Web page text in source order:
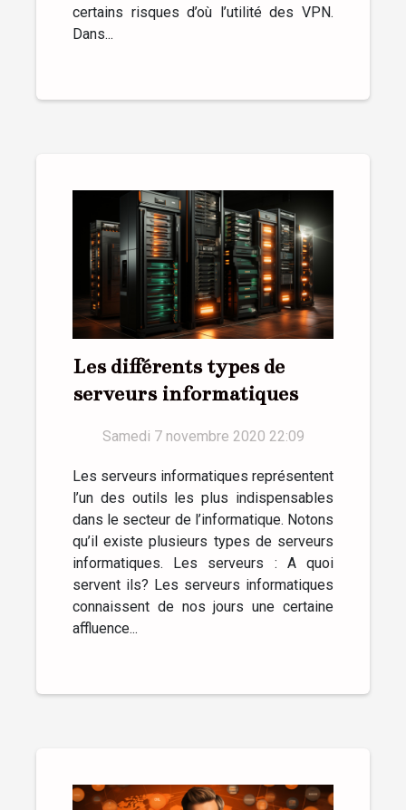
certains risques d’où l’utilité des VPN.
Dans...
Les différents types de
serveurs informatiques
Samedi 7 novembre 2020 22:09
Les serveurs informatiques représentent
l’un des outils les plus indispensables
dans le secteur de l’informatique. Notons
qu’il existe plusieurs types de serveurs
informatiques. Les serveurs : A quoi
servent ils? Les serveurs informatiques
connaissent de nos jours une certaine
affluence...